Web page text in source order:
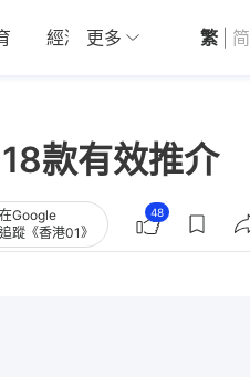
經濟 01深圳 觀點
更多 繁 简
款有效推介
在Google
追蹤《香港01》
48